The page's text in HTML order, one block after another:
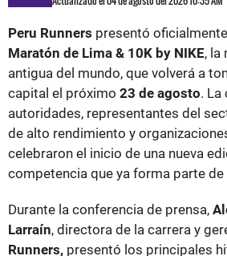
Peru Runners presentó
Maratón de Lima & 10K by NIKE, la
antigua del mundo, que volverá a
capital el próximo 23 de agosto. La
autoridades, representantes del
de alto rendimiento y
celebraron el inicio de una nueva
competencia que ya forma parte
Durante la conferencia de prensa,
Larraín, directora de la carrera y
Runners, presentó los principales